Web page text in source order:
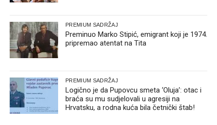
PREMIUM SADRŽAJ
Preminuo Marko Stipić, emigrant koji je 1974.
pripremao atentat na Tita
PREMIUM SADRŽAJ
Logično je da Pupovcu smeta ‘Oluja’: otac i
braća su mu sudjelovali u agresiji na
Hrvatsku, a rodna kuća bila četnički štab!